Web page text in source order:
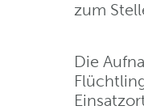
zum
Die